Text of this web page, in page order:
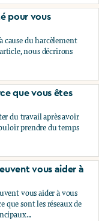
pour vous
cause du harcèlement
nous décrirons
pour vous protéger
que vous êtes
du travail après avoir
prendre du temps
que vous êtes
vous aider à
vous aider à vous
que sont les réseaux de